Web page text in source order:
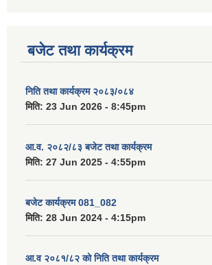
बजेट तथा कार्यक्रम
निति तथा कार्यक्रम २०८३/०८४
मिति: 23 Jun 2026 - 8:45pm
आ.व. २०८२/८३ बजेट तथा कार्यक्रम
मिति: 27 Jun 2025 - 4:55pm
बजेट कार्यक्रम 081_082
मिति: 28 Jun 2024 - 4:15pm
आ.व २०८१/८२ को निति तथा कार्यक्रम